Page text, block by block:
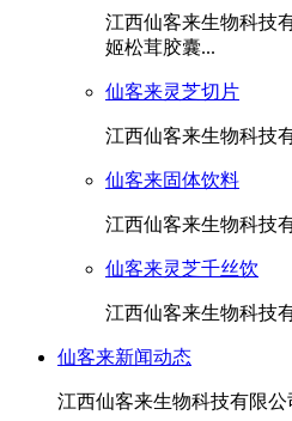
江西仙客来生物科技
姬松茸胶囊...
仙客来灵芝切片
江西仙客来生物科技
仙客来固体饮料
江西仙客来生物科技
仙客来灵芝千丝饮
江西仙客来生物科技
仙客来新闻动态
江西仙客来生物科技有限公